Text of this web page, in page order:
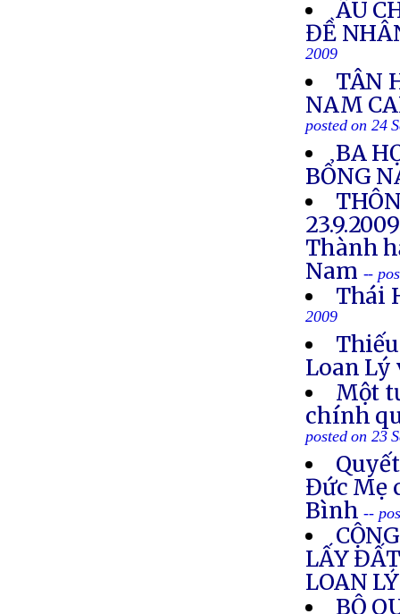
ÂU
ĐỀ
2009
TÂN
NAM
posted on 24
BA
BỔNG
Thành
Nam --
Thái
2009
Loan Lý
Một
chính
posted on 23
Đức Mẹ
Bình --
LẤY
LOAN LÝ
BỘ